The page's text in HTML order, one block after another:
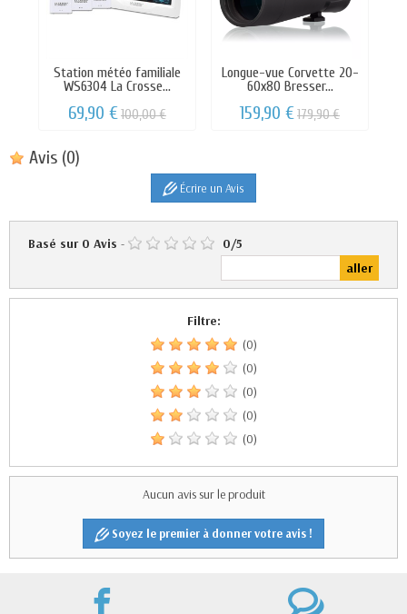
Station météo familiale
WS6304 La Crosse...
69,90 €100,00 €
Longue-vue Corvette 20-
60x80 Bresser...
159,90 €179,90 €
Avis (0)
Écrire un Avis
Basé sur 0 Avis - 0/5
Filtre:
(0)
(0)
(0)
(0)
(0)
Aucun avis sur le produit
Soyez le premier à donner votre avis !